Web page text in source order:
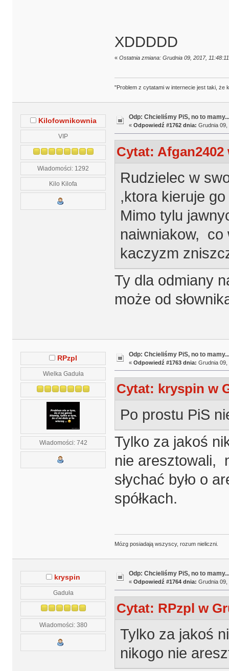
XDDDDD
« Ostatnia zmiana: Grudnia 09, 2017,
"Problem z cytatami w internecie jest taki, że
Kilofownikownia
VIP
Wiadomości: 1292
Kilo Kilofa
Odp: Chcieliśmy PiS, no to
« Odpowiedź #1762 dnia: Grudnia 09,
Cytat: Afgan2402
Rudzielec w
,ktora kieruje
Mimo tylu
naiwniakow, co
kaczyzm
Ty dla odmiany
może od
RPzpl
Wielka Gaduła
Wiadomości: 742
Odp: Chcieliśmy PiS, no to
« Odpowiedź #1763 dnia: Grudnia 09,
Cytat: kryspin w
Po prostu PiS
Tylko za jakoś
nie aresztowali,
słychać było o
spółkach.
Mózg posiadają wszyscy, rozum nieliczni.
kryspin
Gaduła
Wiadomości: 380
Odp: Chcieliśmy PiS, no to
« Odpowiedź #1764 dnia: Grudnia 09,
Cytat: RPzpl w
Tylko za jakoś
nikogo nie